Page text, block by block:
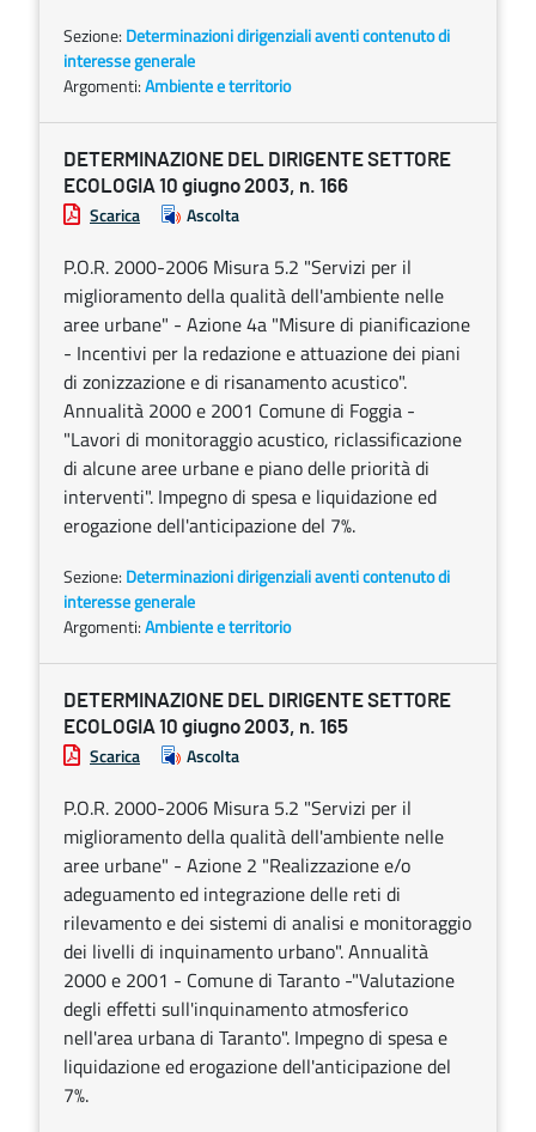
Sezione: Determinazioni dirigenziali aventi contenuto di
interesse generale
Argomenti:Ambiente e territorio
DETERMINAZIONE DEL DIRIGENTE SETTORE
ECOLOGIA 10 giugno 2003, n. 166
Scarica Ascolta
P.O.R. 2000-2006 Misura 5.2 "Servizi per il
miglioramento della qualità dell'ambiente nelle
aree urbane" - Azione 4a "Misure di pianificazione
- Incentivi per la redazione e attuazione dei piani
di zonizzazione e di risanamento acustico".
Annualità 2000 e 2001 Comune di Foggia -
"Lavori di monitoraggio acustico, riclassificazione
di alcune aree urbane e piano delle priorità di
interventi". Impegno di spesa e liquidazione ed
erogazione dell'anticipazione del 7%.
Sezione: Determinazioni dirigenziali aventi contenuto di
interesse generale
Argomenti:Ambiente e territorio
DETERMINAZIONE DEL DIRIGENTE SETTORE
ECOLOGIA 10 giugno 2003, n. 165
Scarica Ascolta
P.O.R. 2000-2006 Misura 5.2 "Servizi per il
miglioramento della qualità dell'ambiente nelle
aree urbane" - Azione 2 "Realizzazione e/o
adeguamento ed integrazione delle reti di
rilevamento e dei sistemi di analisi e monitoraggio
dei livelli di inquinamento urbano". Annualità
2000 e 2001 - Comune di Taranto -"Valutazione
degli effetti sull'inquinamento atmosferico
nell'area urbana di Taranto". Impegno di spesa e
liquidazione ed erogazione dell'anticipazione del
7%.